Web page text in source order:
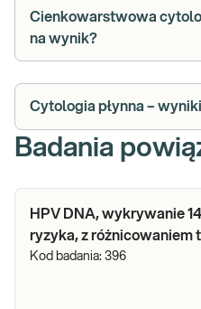
Cienkowarstwowa cytologia – ile się
na wynik?
Cytologia płynna –
Badania
HPV DNA, wykrywanie
ryzyka, z różnicowaniem
Kod badania: 396